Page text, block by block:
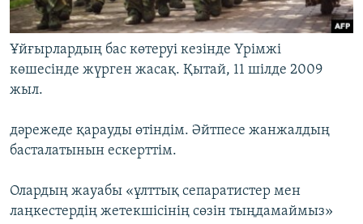
Ұйғырлардың бас көтеруі кезінде Үрімжі
көшесінде жүрген жасақ. Қытай, 11 шілде 2009
жыл.
дәрежеде қарауды өтіндім. Әйтпесе жанжалдың
басталатынын ескерттім.
Олардың жауабы «ұлттық сепаратистер мен
лаңкестердің жетекшісінің сөзін тыңдамаймыз»